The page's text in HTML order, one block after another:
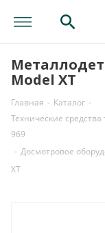
Model XT
Главная - Каталог -
Технические
969
- Досмотровое
XT